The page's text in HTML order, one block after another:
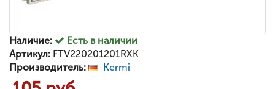
Наличие:
Есть в наличии
Артикул: FTV220201201RXK
Производитель:
Kermi